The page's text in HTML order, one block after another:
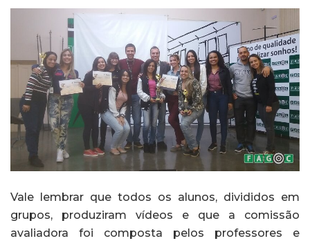
Vale lembrar que todos os alunos, divididos em
grupos, produziram vídeos e que a comissão
avaliadora foi composta pelos professores e